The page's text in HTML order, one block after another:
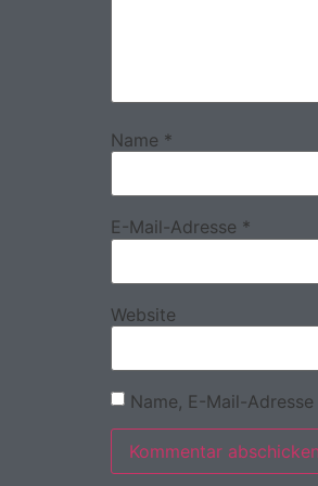
Name *
E-Mail-Adresse *
Website
Name, E-Mail-